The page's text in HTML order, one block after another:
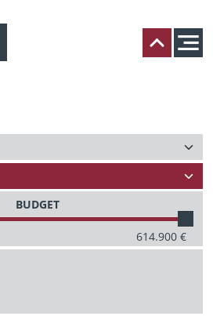
BUDGET
614.900€